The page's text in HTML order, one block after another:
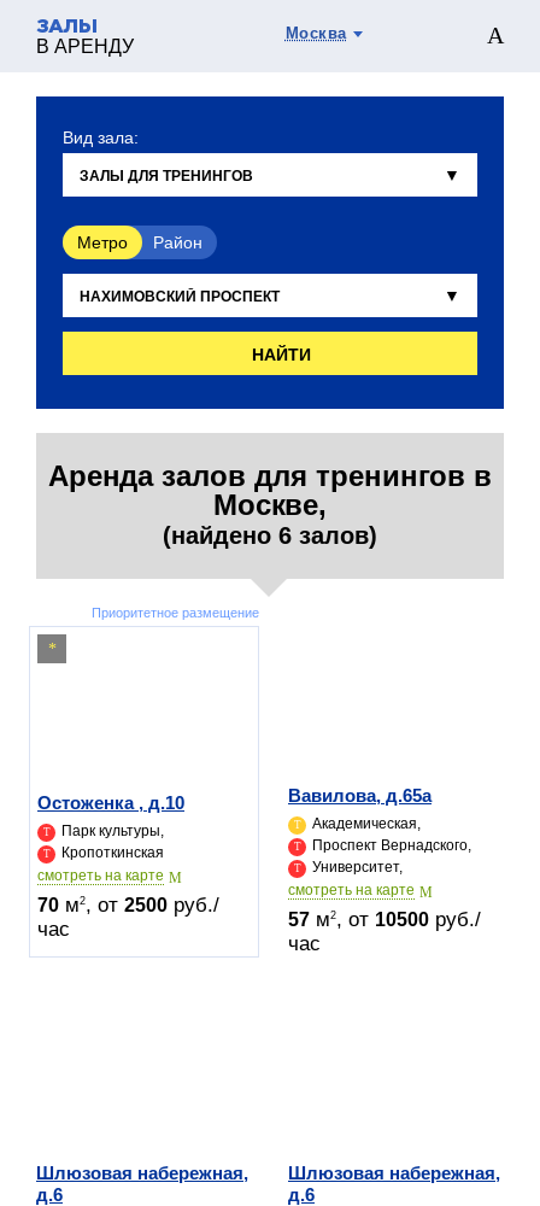
ЗАЛЫ
В АРЕНДУ
Москва
Вид зала:
Метро Район
НАЙТИ
Аренда залов для тренингов в
Москве,
(найдено 6 залов)
Приоритетное размещение
Остоженка , д.10
Парк культуры,
Кропоткинская
cмотреть на карте
70 м2, от 2500 руб./
час
Вавилова, д.65а
Академическая,
Проспект Вернадского,
Университет,
cмотреть на карте
57 м2, от 10500 руб./
час
Шлюзовая набережная,
д.6
Шлюзовая набережная,
д.6